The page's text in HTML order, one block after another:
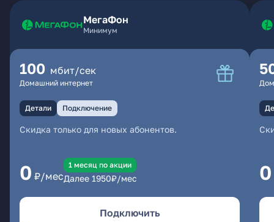
МегаФон
Минимум
100 мбит/сек
Домашний интернет
Детали Подключение
Скидка только для новых абонентов.
0 ₽/мес
1 месяц по акции
Далее 1950₽/мес
Подключить
0